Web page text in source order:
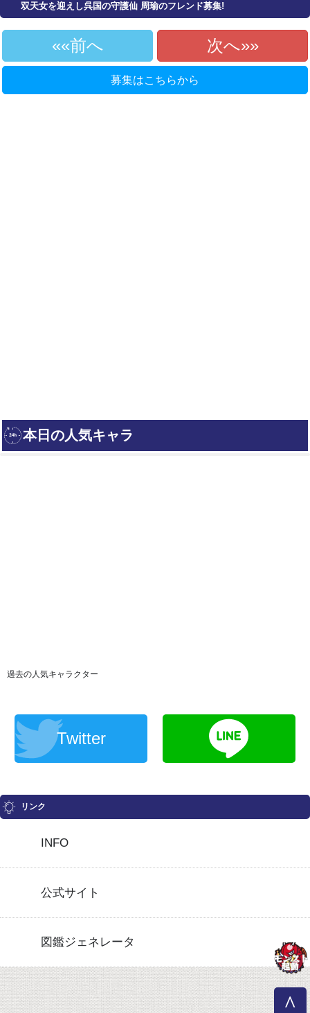
双天女を迎えし呉国の守護仙 周瑜のフレンド募集!
«前へ 次へ»
募集はこちらから
過去の人気キャラクター
Twitter
リンク
INFO
公式サイト
図鑑ジェネレータ